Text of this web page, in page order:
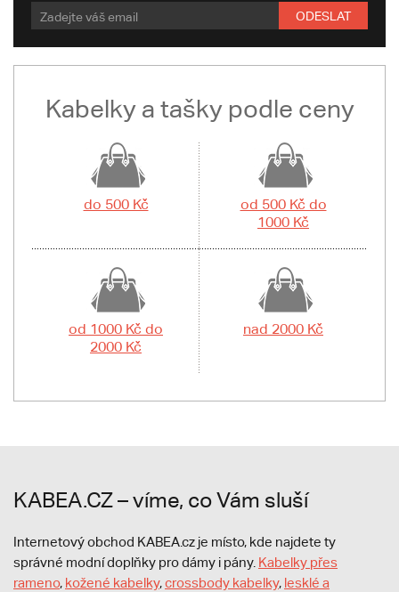
ODESLAT
Kabelky a tašky podle ceny
do 500 Kč
od 500 Kč do
1000 Kč
od 1000 Kč do
2000 Kč
nad 2000 Kč
KABEA.CZ – víme, co Vám sluší
Internetový obchod KABEA.cz je místo, kde najdete ty
správné modní doplňky pro dámy i pány. Kabelky přes
rameno, kožené kabelky,crossbody kabelky, lesklé a